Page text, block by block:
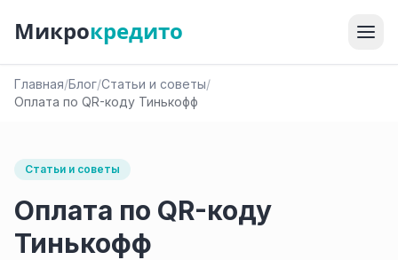
Микрокредито
Главная/Блог/Статьи и советы/
Оплата по QR-коду Тинькофф
Статьи и советы
Оплата по QR-коду
Тинькофф